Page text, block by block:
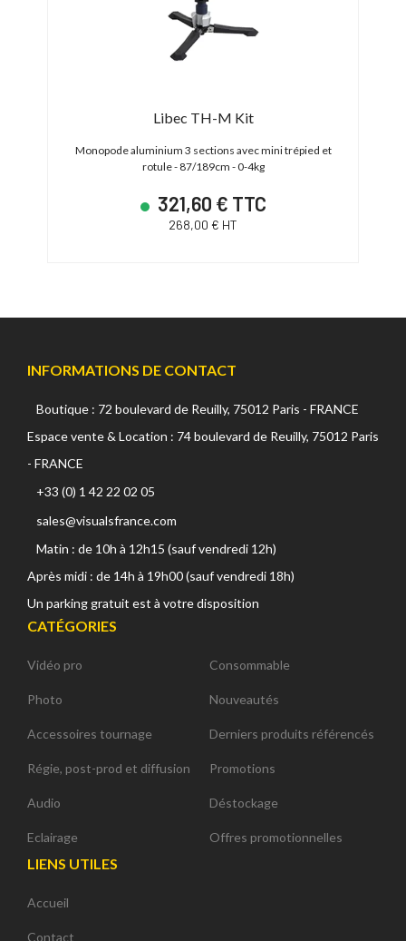
Libec TH-M Kit
Monopode aluminium 3 sections avec mini trépied et
rotule - 87/189cm - 0-4kg
321,60 € TTC
268,00 € HT
INFORMATIONS DE CONTACT
Boutique : 72 boulevard de Reuilly, 75012 Paris - FRANCE
Espace vente & Location : 74 boulevard de Reuilly, 75012 Paris
- FRANCE
+33 (0) 1 42 22 02 05
sales@visualsfrance.com
Matin : de 10h à 12h15 (sauf vendredi 12h)
Après midi : de 14h à 19h00 (sauf vendredi 18h)
Un parking gratuit est à votre disposition
CATÉGORIES
Vidéo pro
Photo
Accessoires tournage
Régie, post-prod et diffusion
Audio
Eclairage
Consommable
Nouveautés
Derniers produits référencés
Promotions
Déstockage
Offres promotionnelles
LIENS UTILES
Accueil
Contact